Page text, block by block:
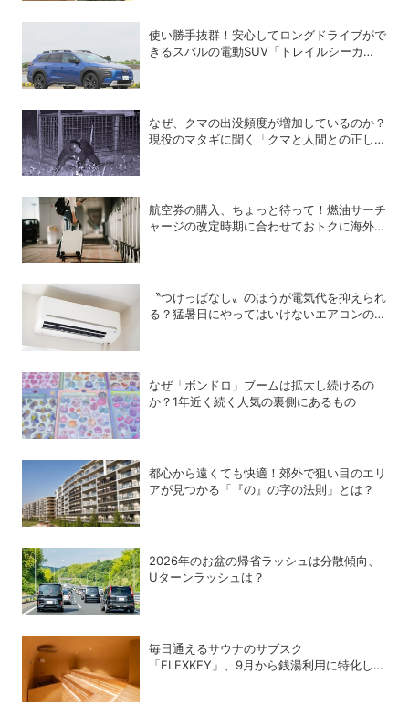
使い勝手抜群！安心してロングドライブがで
きるスバルの電動SUV「トレイルシーカ
なぜ、クマの出没頻度が増加しているのか？
現役のマタギに聞く「クマと人間との正しい
航空券の購入、ちょっと待って！燃油サーチ
ャージの改定時期に合わせておトクに海外航
〝つけっぱなし〟のほうが電気代を抑えられ
る？猛暑日にやってはいけないエアコンの使
なぜ「ボンドロ」ブームは拡大し続けるの
か？1年近く続く人気の裏側にあるもの
都心から遠くても快適！郊外で狙い目のエリ
アが見つかる「『の』の字の法則」とは？
2026年のお盆の帰省ラッシュは分散傾向、
Uターンラッシュは？
毎日通えるサウナのサブスク
「FLEXKEY」、9月から銭湯利用に特化した